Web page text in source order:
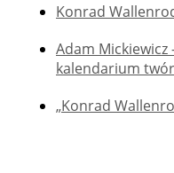
Konrad
Adam
kalendarium
„Konrad